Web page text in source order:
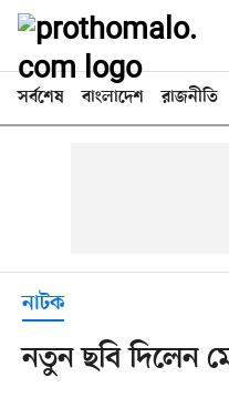
সর্বশেষ বাংলাদেশ রাজনীতি
নাটক
নতুন ছবি দিলেন